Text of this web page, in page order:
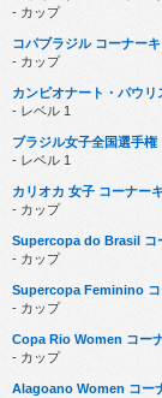
- カップ
コパブラジル コーナー
- カップ
カンピオナート・パウ
- レベル 1
ブラジル女子全国選手
- レベル 1
カリオカ 女子 コーナー
- カップ
Supercopa do Brasil コ
- カップ
Supercopa Feminino コ
- カップ
Copa Rio Women コー
- カップ
Alagoano Women コー